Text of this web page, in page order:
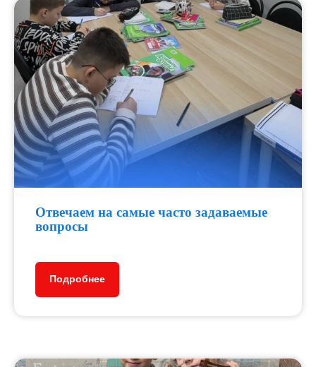
Отвечаем на самые часто задаваемые
вопросы
Подробнее